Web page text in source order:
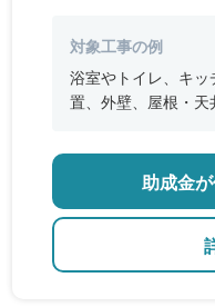
対象工事の例
浴室やトイレ、キ
置、外壁、屋根・
のバリアフリー改修
助成金